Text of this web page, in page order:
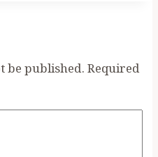
be published.Required